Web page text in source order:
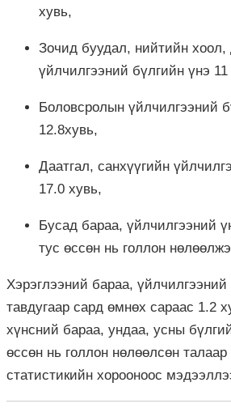
хувь,
Зочид буудал, нийтийн хоол,
үйлчилгээний бүлгийн үнэ 11
Боловсролын үйлчилгээний
12.8хувь,
Даатгал, санхүүгийн
17.0 хувь,
Бусад бараа, үйлчилгээний
тус өссөн нь голлон
Хэрэглээний бараа,
тавдугаар сард өмнөх сараас 1.2
хүнсний бараа, ундаа, усны
өссөн нь голлон нөлөөлсөн
статистикийн хорооноос